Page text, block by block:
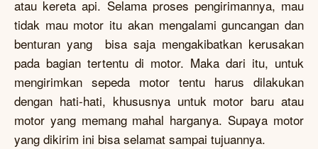
atau kereta api. Selama proses pengirimannya, mau
tidak mau motor itu akan mengalami guncangan dan
benturan yang bisa saja mengakibatkan kerusakan
pada bagian tertentu di motor. Maka dari itu, untuk
mengirimkan sepeda motor tentu harus dilakukan
dengan hati-hati, khususnya untuk motor baru atau
motor yang memang mahal harganya. Supaya motor
yang dikirim ini bisa selamat sampai tujuannya.